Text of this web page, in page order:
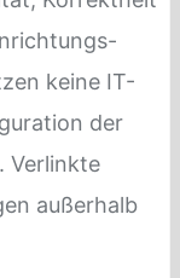
keine IT-
der
Verlinkte
außerhalb